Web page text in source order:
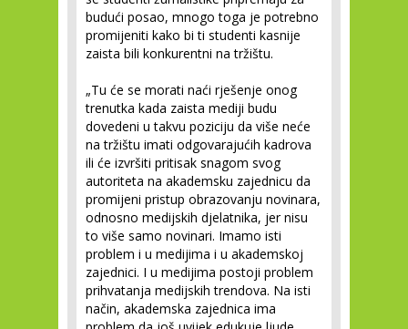
budući posao, mnogo toga je potrebno
promijeniti kako bi ti studenti kasnije
zaista bili konkurentni na tržištu.
„Tu će se morati naći rješenje onog
trenutka kada zaista mediji budu
dovedeni u takvu poziciju da više neće
na tržištu imati odgovarajućih kadrova
ili će izvršiti pritisak snagom svog
autoriteta na akademsku zajednicu da
promijeni pristup obrazovanju novinara,
odnosno medijskih djelatnika, jer nisu
to više samo novinari. Imamo isti
problem i u medijima i u akademskoj
zajednici. I u medijima postoji problem
prihvatanja medijskih trendova. Na isti
način, akademska zajednica ima